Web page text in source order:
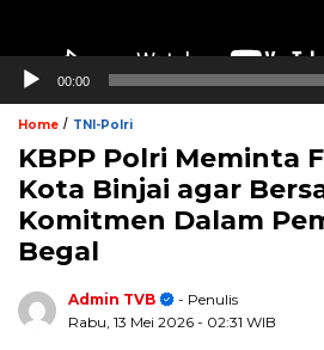
00:00
Home / TNI-Polri
KBPP Polri Meminta
Kota Binjai agar
Komitmen Dalam
Begal
Admin TVB
- Penulis
Rabu, 13 Mei 2026 - 02:31 WIB